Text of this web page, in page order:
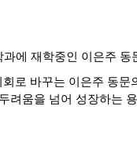
에 재학중인 이은주 동
회로 바꾸는 이은주 동문
두려움을 넘어 성장하는